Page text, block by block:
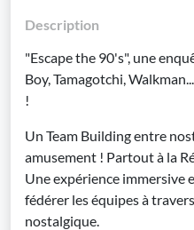
Description
"Escape the 90's", une
Boy, Tamagotchi,
!
Un Team Building entre
amusement ! Partout à la
Une expérience immersive
fédérer les équipes à
nostalgique.